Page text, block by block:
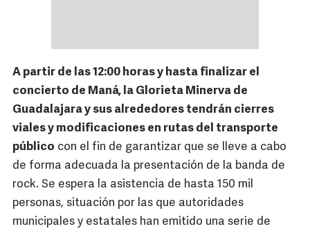
A partir de las 12:00 horas y hasta finalizar el
concierto de Maná, la Glorieta Minerva de
Guadalajara y sus alrededores tendrán cierres
viales y modificaciones en rutas del transporte
público con el fin de garantizar que se lleve a cabo
de forma adecuada la presentación de la banda de
rock. Se espera la asistencia de hasta 150 mil
personas, situación por las que autoridades
municipales y estatales han emitido una serie de